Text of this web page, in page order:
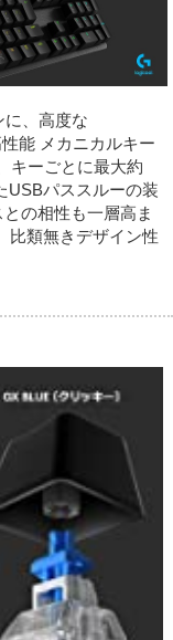
に、高度な
能 メカニカルキー
キーごとに最大約
USBパススルーの装
の相性も一層高ま
比類無きデザイン性